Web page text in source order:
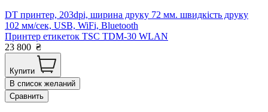
DT принтер, 203dpi, ширина друку 72 мм. швидкість друку
102 мм/сек, USB, WiFi, Bluetooth
Принтер етикеток TSC TDM-30 WLAN
23 800 ₴
Купити
В список желаний
Сравнить